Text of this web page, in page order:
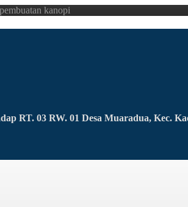
kanopi
RT. 03 RW. 01 Desa Muaradua, Kec.